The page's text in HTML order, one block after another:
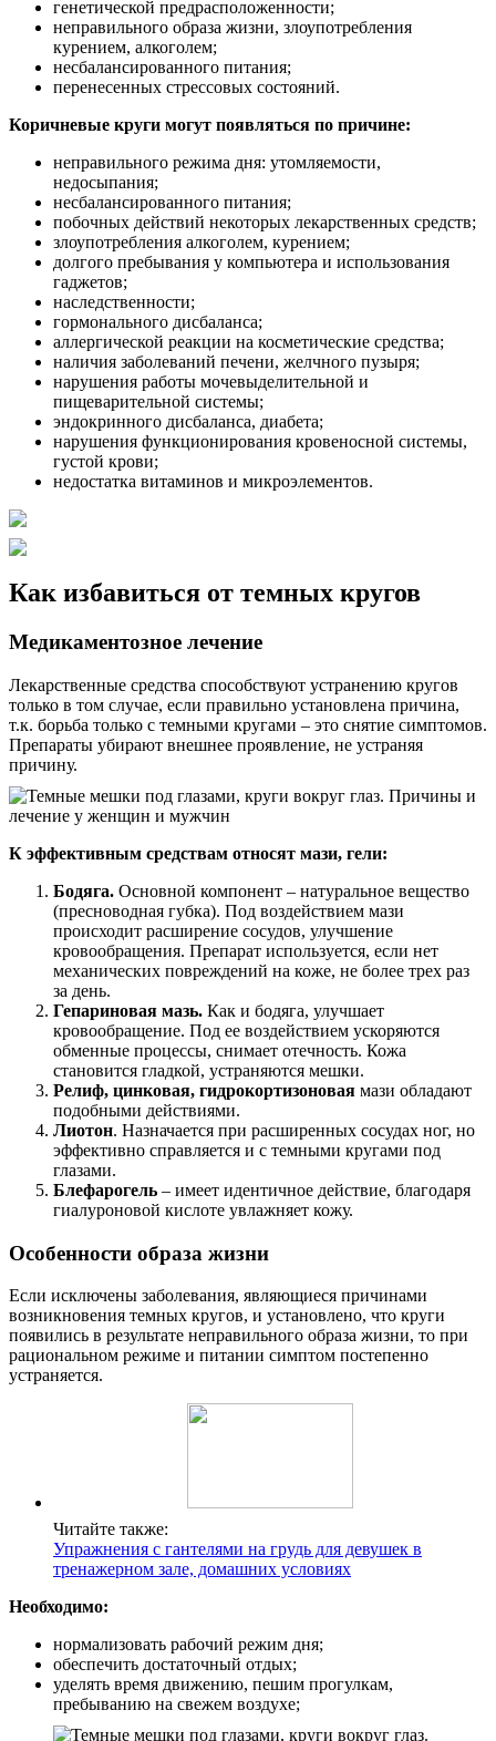
генетической предрасположенности;
неправильного образа жизни, злоупотребления
курением, алкоголем;
несбалансированного питания;
перенесенных стрессовых состояний.
Коричневые круги могут появляться по причине:
неправильного режима дня: утомляемости,
недосыпания;
несбалансированного питания;
побочных действий некоторых лекарственных средств;
злоупотребления алкоголем, курением;
долгого пребывания у компьютера и использования
гаджетов;
наследственности;
гормонального дисбаланса;
аллергической реакции на косметические средства;
наличия заболеваний печени, желчного пузыря;
нарушения работы мочевыделительной и
пищеварительной системы;
эндокринного дисбаланса, диабета;
нарушения функционирования кровеносной системы,
густой крови;
недостатка витаминов и микроэлементов.
Как избавиться от темных кругов
Медикаментозное лечение
Лекарственные средства способствуют устранению кругов
только в том случае, если правильно установлена причина,
т.к. борьба только с темными кругами – это снятие симптомов.
Препараты убирают внешнее проявление, не устраняя
причину.
К эффективным средствам относят мази, гели:
Бодяга. Основной компонент – натуральное вещество
(пресноводная губка). Под воздействием мази
происходит расширение сосудов, улучшение
кровообращения. Препарат используется, если нет
механических повреждений на коже, не более трех раз
за день.
Гепариновая мазь. Как и бодяга, улучшает
кровообращение. Под ее воздействием ускоряются
обменные процессы, снимает отечность. Кожа
становится гладкой, устраняются мешки.
Релиф, цинковая, гидрокортизоновая мази обладают
подобными действиями.
Лиотон. Назначается при расширенных сосудах ног, но
эффективно справляется и с темными кругами под
глазами.
Блефарогель – имеет идентичное действие, благодаря
гиалуроновой кислоте увлажняет кожу.
Особенности образа жизни
Если исключены заболевания, являющиеся причинами
возникновения темных кругов, и установлено, что круги
появились в результате неправильного образа жизни, то при
рациональном режиме и питании симптом постепенно
устраняется.
Читайте также:
Упражнения с гантелями на грудь для девушек в
тренажерном зале, домашних условиях
Необходимо:
нормализовать рабочий режим дня;
обеспечить достаточный отдых;
уделять время движению, пешим прогулкам,
пребыванию на свежем воздухе;